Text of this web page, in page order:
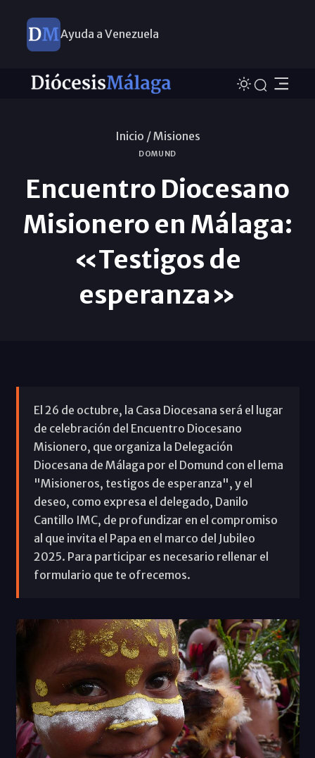
Ayuda a Venezuela
Inicio /Misiones
DOMUND
Encuentro Diocesano
Misionero en Málaga:
«Testigos de
esperanza»
El 26 de octubre, la Casa Diocesana será el lugar
de celebración del Encuentro Diocesano
Misionero, que organiza la Delegación
Diocesana de Málaga por el Domund con el lema
"Misioneros, testigos de esperanza", y el
deseo, como expresa el delegado, Danilo
Cantillo IMC, de profundizar en el compromiso
al que invita el Papa en el marco del Jubileo
2025. Para participar es necesario rellenar el
formulario que te ofrecemos.